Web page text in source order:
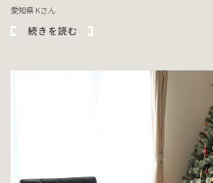
愛知県 Kさん
続きを読む